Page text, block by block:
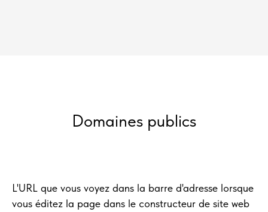
Domaines publics
L'URL que vous voyez dans la barre d'adresse lorsque
vous éditez la page dans le constructeur de site web